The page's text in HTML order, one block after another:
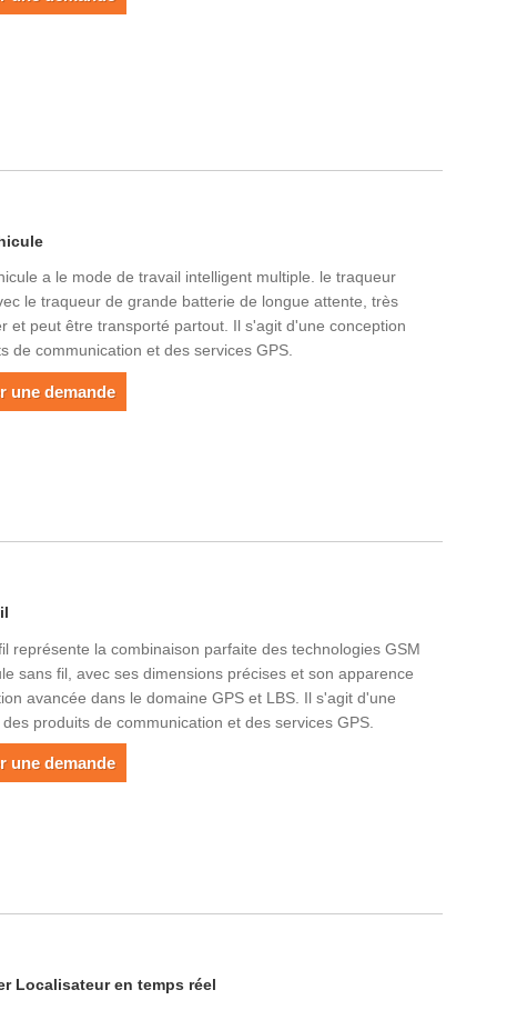
a le mode de travail intelligent multiple. le traqueur
le traqueur de grande batterie de longue attente, très
et peut être transporté partout. Il s'agit d'une conception
de communication et des services GPS.
une demande
représente la combinaison parfaite des technologies GSM
sans fil, avec ses dimensions précises et son apparence
avancée dans le domaine GPS et LBS. Il s'agit d'une
produits de communication et des services GPS.
une demande
Localisateur en temps réel